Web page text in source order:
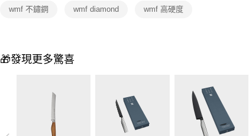
wmf 不鏽鋼 wmf diamond wmf 高硬度
🎁發現更多驚喜